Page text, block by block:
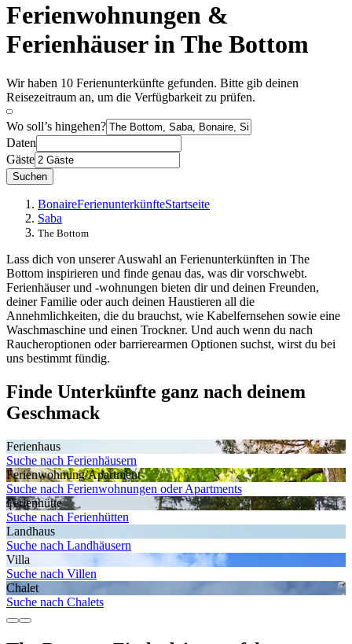
Ferienwohnungen &
Ferienhäuser in The Bottom
Wir haben 10 Ferienunterkünfte gefunden. Bitte gib deinen
Reisezeitraum an, um die Verfügbarkeit zu prüfen.
Wo soll’s hingehen?
Daten
Gäste
Suchen
BonaireFerienunterkünfteStartseite
Saba
The Bottom
Lass dich von unserer Auswahl an Ferienunterkünften in The
Bottom inspirieren und finde genau das, was dir vorschwebt.
Ferienhäuser und -wohnungen bieten dir und deinen Freunden,
deiner Familie oder auch deinen Haustieren all die
Annehmlichkeiten, die du brauchst, wie Kabelfernsehen sowie eine
Waschmaschine und einen Trockner. Und auch wenn du nach
Raucheroptionen oder barrierearmen Optionen suchst, wirst du bei
uns bestimmt fündig.
Finde Unterkünfte ganz nach deinem
Geschmack
Ferienhaus
Suche nach Ferienhäusern
Ferienwohnung/Apartment
Suche nach Ferienwohnungen oder Apartments
Ferienhütte
Suche nach Ferienhütten
Landhaus
Suche nach Landhäusern
Villa
Suche nach Villen
Chalet
Suche nach Chalets